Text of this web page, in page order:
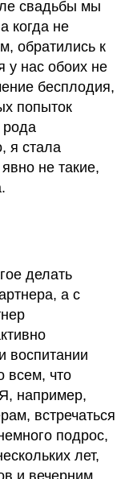
когда не
обратились к
у нас обоих не
бесплодия,
попыток
рода
я стала
не такие,
делать
а с
воспитании
всем, что
например,
встречаться
подрос,
лет,
и вечерним